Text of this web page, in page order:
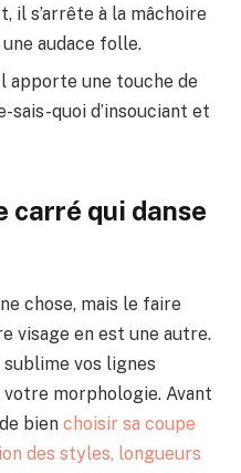
il s’arrête à la mâchoire
audace folle.
apporte une touche de
sais-quoi d’insouciant et
carré qui danse
chose, mais le faire
visage en est une autre.
vos lignes
morphologie. Avant
bien choisir sa coupe
des styles, longueurs